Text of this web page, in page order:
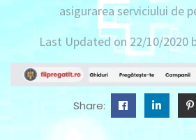
asigurarea serviciului de
Last Updated on 22/10/2020
Share: